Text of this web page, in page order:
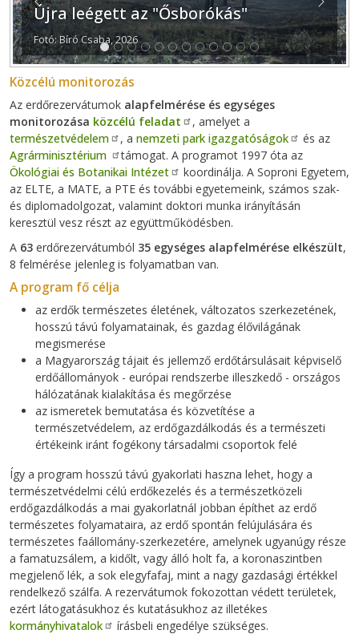
Újra leégett az "Ősborókás"
Fotó: Bíró Csaba, 2026
Previous Next
Közcélú monitorozás
Az erdőrezervátumok alapfelmérése és egységes
monitorozása közcélú feladat
, amelyet a
természetvédelem
, a nemzeti park igazgatóságok
és az
Agrárminisztérium
támogat. A programot 1997 óta az
Ökológiai és Botanikai Intézet
koordinálja. A Soproni Egyetem,
az ELTE, a MATE, a PTE és további egyetemeink, számos szak-
és diplomadolgozat, valamint doktori munka irányításán
keresztül vesz részt az együttműködésben.
A 63 erdőrezervátumból 35 egységes alapfelmérése elkészült,
8 felmérése jelenleg is folyamatban van.
A program fő célja
az erdők természetes életének, változatos szerkezetének,
hosszú távú folyamatainak, és gazdag élővilágának
megismerése
a Magyarország tájait és jellemző erdőtársulásait képviselő
erdőállományok - európai rendszerbe illeszkedő - országos
hálózatának kialakítása és megőrzése
az ismeretek bemutatása és közvetítése a
természetvédelem, az erdőgazdálkodás és a természeti
értékeink iránt fogékony társadalmi csoportok felé
Így a program hosszú távú gyakorlati haszna lehet, hogy a
természetvédelmi célú erdőkezelés és a természetközeli
erdőgazdálkodás a mai gyakorlatnál jobban építhet az erdő
természetes folyamataira, az erdő spontán felújulására és
természetes faállomány-szerkezetére, amelynek ugyanúgy része
a famatuzsálem, a kidőlt, vagy álló holt fa, a koronaszintben
megjelenő lék, a sok elegyfafaj, mint a nagy gazdasági értékkel
rendelkező szálfa. A rezervátumok fokozottan védett területek,
ezért látogatásukhoz és kutatásukhoz az illetékes
kormányhivatalok
írásbeli engedélye szükséges.